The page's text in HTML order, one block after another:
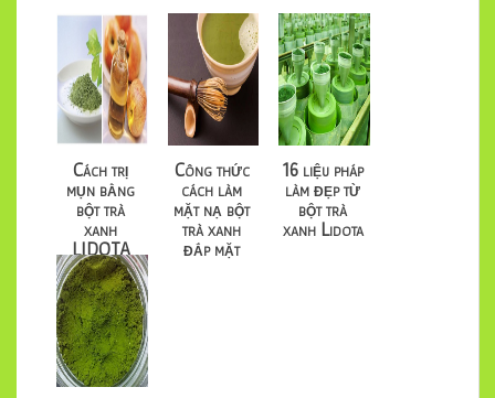
Cách trị
mụn bằng
bột trà
xanh
LIDOTA
rất hiệu
quả
Công thức
cách làm
mặt nạ bột
trà xanh
đắp mặt
16 liệu pháp
làm đẹp từ
bột trà
xanh Lidota